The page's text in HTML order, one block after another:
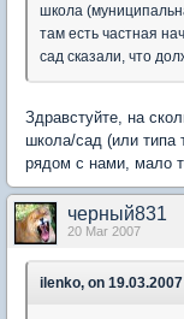
школа
там есть частная
сад сказали, что
Здравстуйте, на
школа/сад (или типа
рядом с нами, мало
черный831
20 Mar 2007
ilenko, on